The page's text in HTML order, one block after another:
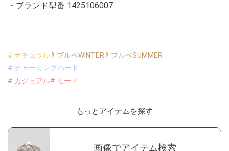
・ブランド型番 1425106007
# ナチュラル# ブルベWINTER# ブルベSUMMER
# チャーミングハード
# カジュアル# モード
もっとアイテムを探す
画像でアイテム検索